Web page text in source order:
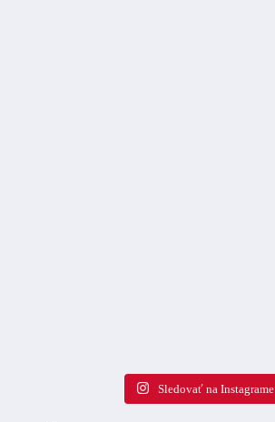
Sledovať na Instagrame